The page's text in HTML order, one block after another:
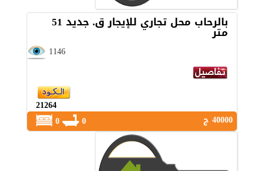
بالرحاب محل تجاري للإيجار ق. جديد 51
متر
1146
21264
40000 ج
0